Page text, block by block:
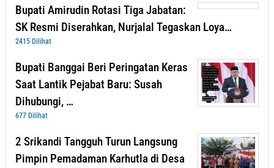
Bupati Amirudin Rotasi Tiga Jabatan:
SK Resmi Diserahkan, Nurjalal Tegaskan Loya…
2415 Dilihat
Bupati Banggai Beri Peringatan Keras
Saat Lantik Pejabat Baru: Susah
Dihubungi, …
677 Dilihat
2 Srikandi Tangguh Turun Langsung
Pimpin Pemadaman Karhutla di Desa